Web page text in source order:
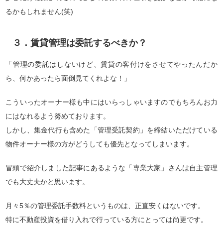
るかもしれません(笑)
３．賃貸管理は委託するべきか？
「管理の委託はしないけど、賃貸の客付けをさせてやったんだか
ら、何かあったら面倒見てくれよな！」
こういったオーナー様も中にはいらっしゃいますのでもちろんお力
にはなれるよう努めております。
しかし、集金代行も含めた「管理受託契約」を締結いただけている
物件オーナー様の方がどうしても優先となってしまいます。
冒頭で紹介しました記事にあるような「専業大家」さんは自主管理
でも大丈夫かと思います。
月々5％の管理委託手数料というものは、正直安くはないです。
特に不動産投資を借り入れで行っている方にとっては尚更です。